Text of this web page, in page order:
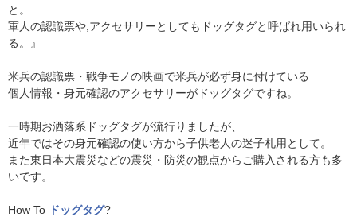
と。
軍人の認識票や,アクセサリーとしてもドッグタグと呼ばれ用いられ
る。』
米兵の認識票・戦争モノの映画で米兵が必ず身に付けている
個人情報・身元確認のアクセサリーがドッグタグですね。
一時期お洒落系ドッグタグが流行りましたが、
近年ではその身元確認の使い方から子供老人の迷子札用として。
また東日本大震災などの震災・防災の観点からご購入される方も多
いです。
How To ドッグタグ?